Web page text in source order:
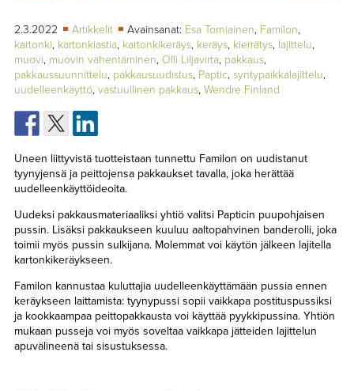
2.3.2022 Artikkelit Avainsanat: Esa Torniainen, Familon,
kartonki, kartonkiastia, kartonkikeräys, keräys, kierrätys, lajittelu,
muovi, muovin vähentäminen, Olli Liljavirta, pakkaus,
pakkaussuunnittelu, pakkausuudistus, Paptic, syntypaikkalajittelu,
uudelleenkäyttö, vastuullinen pakkaus, Wendre Finland
Uneen liittyvistä tuotteistaan tunnettu Familon on uudistanut
tyynyjensä ja peittojensa pakkaukset tavalla, joka herättää
uudelleenkäyttöideoita.
Uudeksi pakkausmateriaaliksi yhtiö valitsi Papticin puupohjaisen
pussin. Lisäksi pakkaukseen kuuluu aaltopahvinen banderolli, joka
toimii myös pussin sulkijana. Molemmat voi käytön jälkeen lajitella
kartonkikeräykseen.
Familon kannustaa kuluttajia uudelleenkäyttämään pussia ennen
keräykseen laittamista: tyynypussi sopii vaikkapa postituspussiksi
ja kookkaampaa peittopakkausta voi käyttää pyykkipussina. Yhtiön
mukaan pusseja voi myös soveltaa vaikkapa jätteiden lajittelun
apuvälineenä tai sisustuksessa.